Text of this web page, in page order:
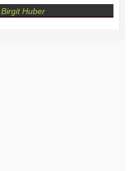
Birgit Huber